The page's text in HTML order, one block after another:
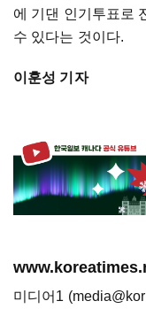
에 기댄 인기투표로
수 있다는 것이다.
이훈성 기자
미디어1